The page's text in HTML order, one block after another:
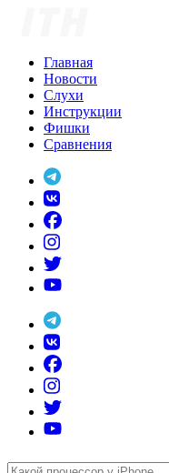
Главная
Новости
Слухи
Инструкции
Фишки
Сравнения